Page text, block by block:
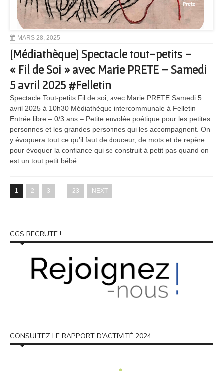
MARS 28, 2025
[Médiathèque] Spectacle tout-petits –
« Fil de Soi » avec Marie PRETE – Samedi
5 avril 2025 #Felletin
Spectacle Tout-petits Fil de soi, avec Marie PRETE Samedi 5
avril 2025 à 10h30 Médiathèque intercommunale à Felletin –
Entrée libre – 0/3 ans – Petite envolée poétique pour les petites
personnes et les grandes personnes qui les accompagnent. On
y évoquera tout ce qu’il faut de douceur, de mots et de repère
pour évoquer la confiance qui se construit à petit pas quand on
est un tout petit bébé.
1 2 3 23 NEXT
CGS RECRUTE !
CONSULTEZ LE RAPPORT D’ACTIVITÉ 2024 :